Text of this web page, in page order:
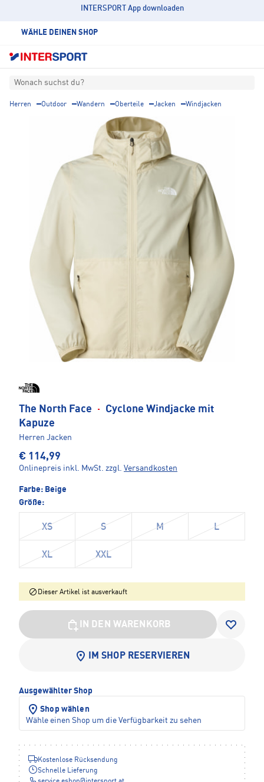
INTERSPORT App downloaden
WÄHLE DEINEN SHOP
Wonach suchst du?
Herren Outdoor Wandern Oberteile Jacken Windjacken
The North Face ·
Cyclone Windjacke mit
Kapuze
Herren Jacken
€ 114,99
Onlinepreis inkl. MwSt. zzgl. Versandkosten
Farbe: Beige
Größe:
XS S M L
XL XXL
Dieser Artikel ist ausverkauft
IN DEN WARENKORB
IM SHOP RESERVIEREN
Ausgewählter Shop
Shop wählen
Wähle einen Shop um die Verfügbarkeit zu sehen
Kostenlose Rücksendung
Schnelle Lieferung